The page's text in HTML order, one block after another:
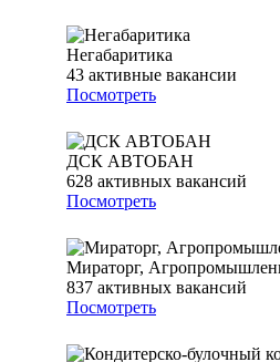
Негабаритика
43 активные вакансии
Посмотреть
ДСК АВТОБАН
628 активных вакансий
Посмотреть
Мираторг,
837 активных вакансий
Посмотреть